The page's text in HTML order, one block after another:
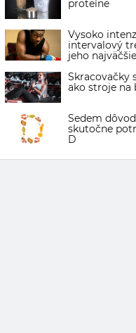
proteíne
Vysoko
intervalový
jeho
Skracovačky
ako stroje na
Sedem
skutočne
D